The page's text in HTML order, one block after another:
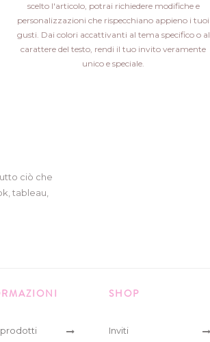
scelto l'articolo, potrai richiedere modifiche e
personalizzazioni che rispecchiano appieno i tuoi
gusti. Dai colori accattivanti al tema specifico o al
carattere del testo, rendi il tuo invito veramente
unico e speciale.
ciò che
tableau,
prodotti
SHOP
Inviti